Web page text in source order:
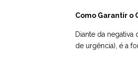
Como Garantir o
Diante da
de urgência), é a